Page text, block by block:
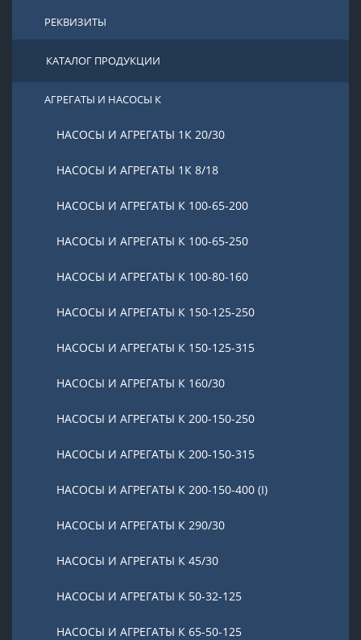
РЕКВИЗИТЫ
КАТАЛОГ ПРОДУКЦИИ
АГРЕГАТЫ И НАСОСЫ К
НАСОСЫ И АГРЕГАТЫ 1К 20/30
НАСОСЫ И АГРЕГАТЫ 1К 8/18
НАСОСЫ И АГРЕГАТЫ К 100-65-200
НАСОСЫ И АГРЕГАТЫ К 100-65-250
НАСОСЫ И АГРЕГАТЫ К 100-80-160
НАСОСЫ И АГРЕГАТЫ К 150-125-250
НАСОСЫ И АГРЕГАТЫ К 150-125-315
НАСОСЫ И АГРЕГАТЫ К 160/30
НАСОСЫ И АГРЕГАТЫ К 200-150-250
НАСОСЫ И АГРЕГАТЫ К 200-150-315
НАСОСЫ И АГРЕГАТЫ К 200-150-400 (I)
НАСОСЫ И АГРЕГАТЫ К 290/30
НАСОСЫ И АГРЕГАТЫ К 45/30
НАСОСЫ И АГРЕГАТЫ К 50-32-125
НАСОСЫ И АГРЕГАТЫ К 65-50-125